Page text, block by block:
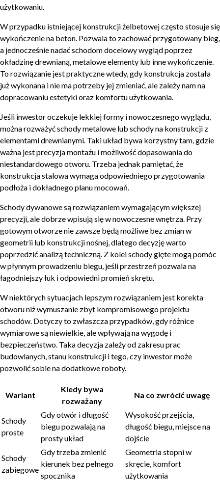
użytkowaniu.
W przypadku istniejącej konstrukcji żelbetowej często stosuje się
wykończenie na beton. Pozwala to zachować przygotowany bieg,
a jednocześnie nadać schodom docelowy wygląd poprzez
okładzinę drewnianą, metalowe elementy lub inne wykończenie.
To rozwiązanie jest praktyczne wtedy, gdy konstrukcja została
już wykonana i nie ma potrzeby jej zmieniać, ale zależy nam na
dopracowaniu estetyki oraz komfortu użytkowania.
Jeśli inwestor oczekuje lekkiej formy i nowoczesnego wyglądu,
można rozważyć schody metalowe lub schody na konstrukcji z
elementami drewnianymi. Taki układ bywa korzystny tam, gdzie
ważna jest precyzja montażu i możliwość dopasowania do
niestandardowego otworu. Trzeba jednak pamiętać, że
konstrukcja stalowa wymaga odpowiedniego przygotowania
podłoża i dokładnego planu mocowań.
Schody dywanowe są rozwiązaniem wymagającym większej
precyzji, ale dobrze wpisują się w nowoczesne wnętrza. Przy
gotowym otworze nie zawsze będą możliwe bez zmian w
geometrii lub konstrukcji nośnej, dlatego decyzję warto
poprzedzić analizą techniczną. Z kolei schody gięte mogą pomóc
w płynnym prowadzeniu biegu, jeśli przestrzeń pozwala na
łagodniejszy łuk i odpowiedni promień skrętu.
W niektórych sytuacjach lepszym rozwiązaniem jest korekta
otworu niż wymuszanie zbyt kompromisowego projektu
schodów. Dotyczy to zwłaszcza przypadków, gdy różnice
wymiarowe są niewielkie, ale wpływają na wygodę i
bezpieczeństwo. Taka decyzja zależy od zakresu prac
budowlanych, stanu konstrukcji i tego, czy inwestor może
pozwolić sobie na dodatkowe roboty.
Wariant
Kiedy bywa
rozważany
Na co zwrócić uwagę
Schody
proste
Gdy otwór i długość
biegu pozwalają na
prosty układ
Wysokość przejścia,
długość biegu, miejsce na
dojście
Schody
zabiegowe
Gdy trzeba zmienić
kierunek bez pełnego
spocznika
Geometria stopni w
skręcie, komfort
użytkowania